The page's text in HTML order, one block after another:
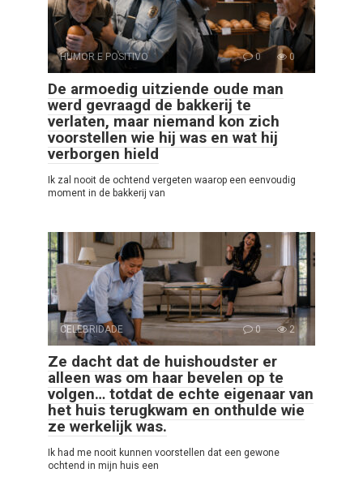
HUMOR E POSITIVO 0 0
De armoedig uitziende oude man
werd gevraagd de bakkerij te
verlaten, maar niemand kon zich
voorstellen wie hij was en wat hij
verborgen hield
Ik zal nooit de ochtend vergeten waarop een eenvoudig
moment in de bakkerij van
CELEBRIDADE 0 2
Ze dacht dat de huishoudster er
alleen was om haar bevelen op te
volgen… totdat de echte eigenaar van
het huis terugkwam en onthulde wie
ze werkelijk was.
Ik had me nooit kunnen voorstellen dat een gewone
ochtend in mijn huis een